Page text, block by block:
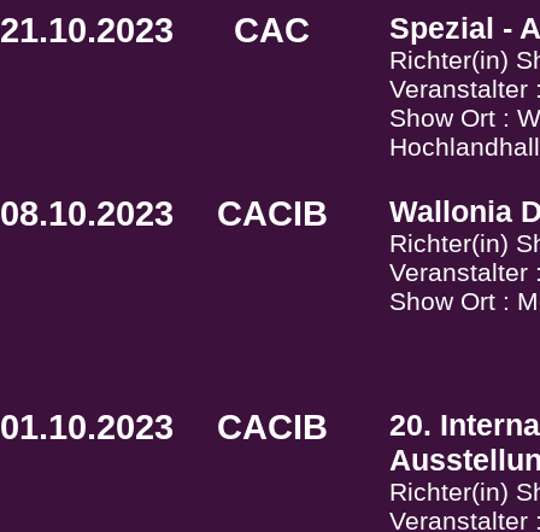
21.10.2023 CAC Spezial -
Richter(in)
Veranstalter
Show Ort :
08.10.2023 CACIB Wallonia
Richter(in)
Veranstalter
Show Ort :
01.10.2023 CACIB
20.
Richter(in)
Veranstalter